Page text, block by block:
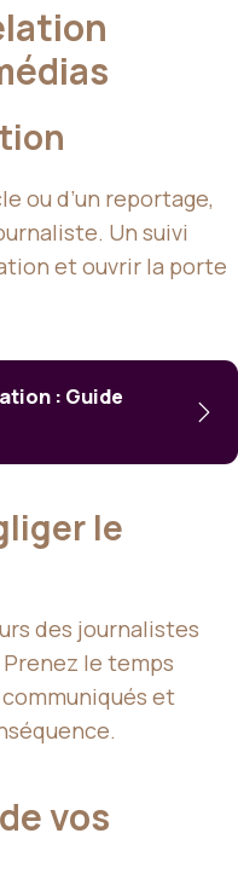
ou d’un reportage,
Un suivi
et ouvrir la porte
: Guide
le
des journalistes
le temps
et
vos